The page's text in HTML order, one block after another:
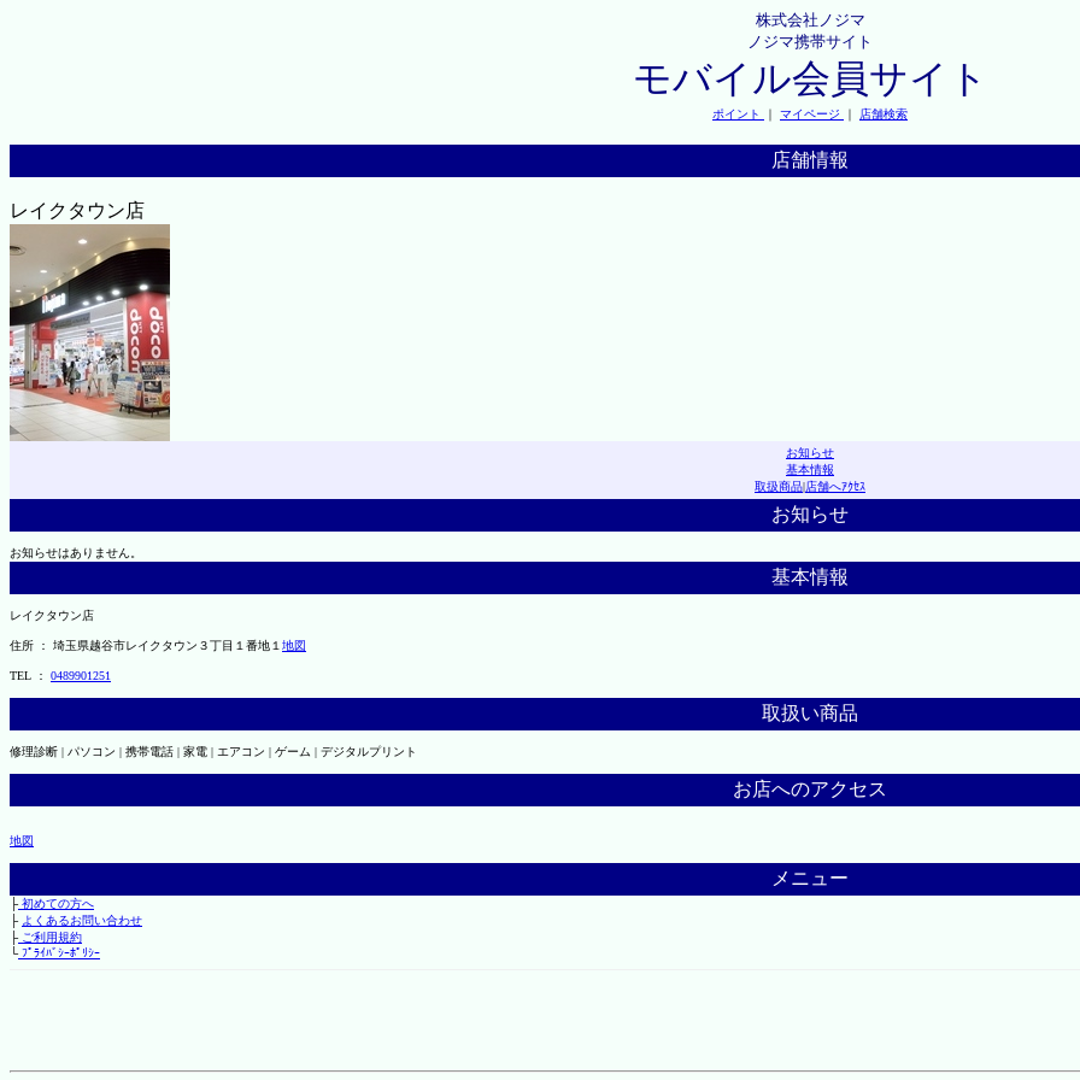
株式会社ノジマ
ノジマ携帯サイト
モバイル会員サイト
ポイント ｜ マイページ ｜ 店舗検索
店舗情報
レイクタウン店
お知らせ
基本情報
取扱商品|店舗へｱｸｾｽ
お知らせ
お知らせはありません。
基本情報
レイクタウン店
住所 ： 埼玉県越谷市レイクタウン３丁目１番地１ 地図
TEL ： 0489901251
取扱い商品
修理診断 | パソコン | 携帯電話 | 家電 | エアコン | ゲーム | デジタルプリント
お店へのアクセス
地図
メニュー
├初めての方へ
├ よくあるお問い合わせ
├ご利用規約
└ﾌﾟﾗｲﾊﾞｼｰﾎﾟﾘｼｰ